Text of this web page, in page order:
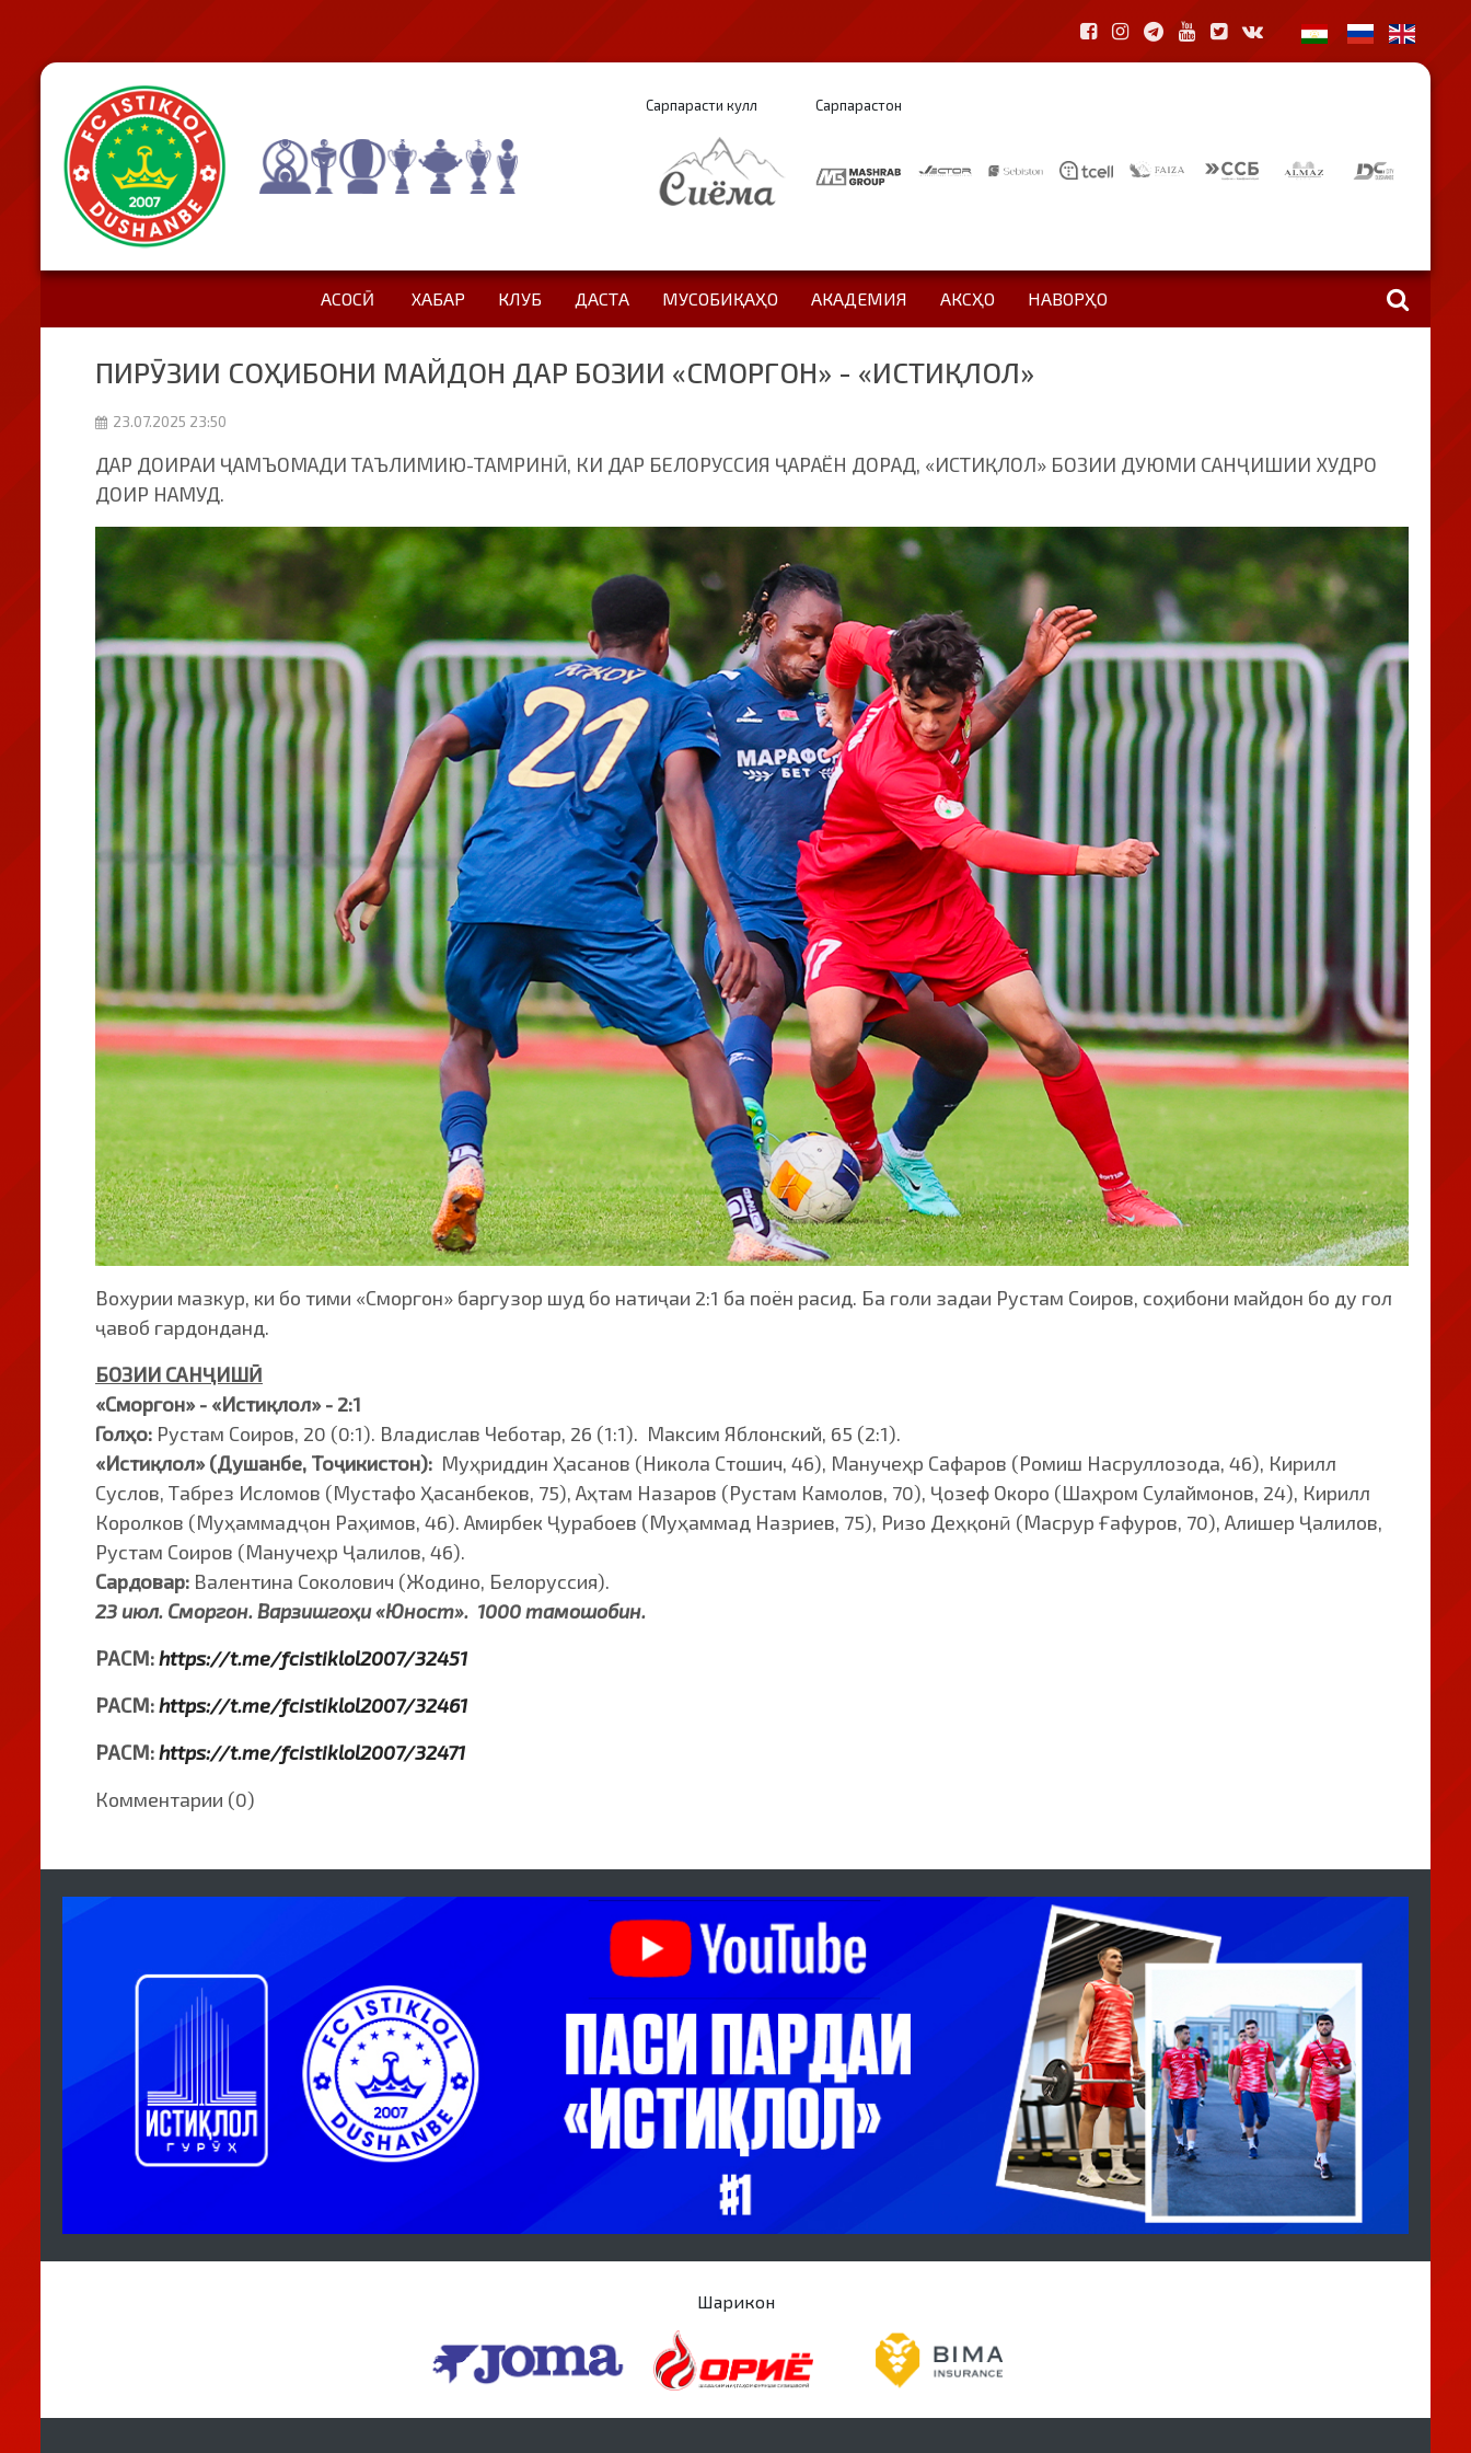
Сарпарасти кулл Сарпарастон
АСОСӢ ХАБАР КЛУБ ДАСТА МУСОБИҚАҲО АКАДЕМИЯ АКСҲО НАВОРҲО
ПИРӮЗИИ СОҲИБОНИ МАЙДОН ДАР БОЗИИ «СМОРГОН» - «ИСТИҚЛОЛ»
23.07.2025 23:50
ДАР ДОИРАИ ҶАМЪОМАДИ ТАЪЛИМИЮ-ТАМРИНӢ, КИ ДАР БЕЛОРУССИЯ ҶАРАЁН ДОРАД, «ИСТИҚЛОЛ» БОЗИИ ДУЮМИ САНҶИШИИ ХУДРО
ДОИР НАМУД.
Вохурии мазкур, ки бо тими «Сморгон» баргузор шуд бо натиҷаи 2:1 ба поён расид. Ба голи задаи Рустам Соиров, соҳибони майдон бо ду гол
ҷавоб гардонданд.
БОЗИИ САНҶИШӢ
«Сморгон» - «Истиқлол» - 2:1
Голҳо: Рустам Соиров, 20 (0:1). Владислав Чеботар, 26 (1:1). Максим Яблонский, 65 (2:1).
«Истиқлол» (Душанбе, Тоҷикистон): Муҳриддин Ҳасанов (Никола Стошич, 46), Манучеҳр Сафаров (Ромиш Насруллозода, 46), Кирилл
Суслов, Табрез Исломов (Мустафо Ҳасанбеков, 75), Аҳтам Назаров (Рустам Камолов, 70), Ҷозеф Окоро (Шаҳром Сулаймонов, 24), Кирилл
Королков (Муҳаммадҷон Раҳимов, 46). Амирбек Ҷурабоев (Муҳаммад Назриев, 75), Ризо Деҳқонӣ (Масрур Ғафуров, 70), Алишер Ҷалилов,
Рустам Соиров (Манучеҳр Ҷалилов, 46).
Сардовар: Валентина Соколович (Жодино, Белоруссия).
23 июл. Сморгон. Варзишгоҳи «Юност». 1000 тамошобин.
РАСМ:https://t.me/fcistiklol2007/32451
РАСМ:https://t.me/fcistiklol2007/32461
РАСМ:https://t.me/fcistiklol2007/32471
Комментарии (0)
Шарикон